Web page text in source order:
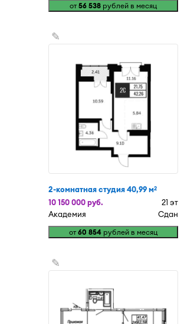
от 56 538рублей в месяц
✎
2-комнатная студия 40,99 м2
10 150 000 руб.
21 эт
Академия
Сдан
от 60 854рублей в месяц
✎